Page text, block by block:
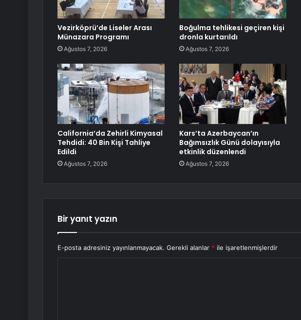
Vezirköprü’de Liseler Arası
Münazara Programı
Ağustos 7, 2026
Boğulma tehlikesi geçiren kişi
dronla kurtarıldı
Ağustos 7, 2026
California’da Zehirli Kimyasal
Tehdidi: 40 Bin Kişi Tahliye
Edildi
Ağustos 7, 2026
Kars’ta Azerbaycan’ın
Bağımsızlık Günü dolayısıyla
etkinlik düzenlendi
Ağustos 7, 2026
Bir yanıt yazın
E-posta adresiniz yayınlanmayacak. Gerekli alanlar * ile işaretlenmişlerdir